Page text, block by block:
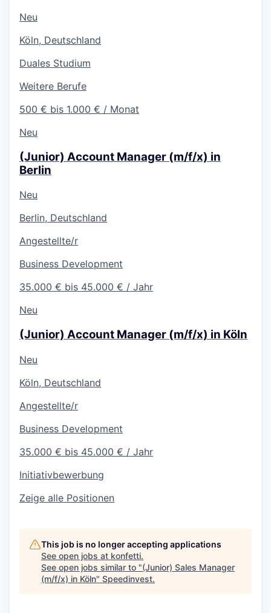
Neu
Köln, Deutschland
Duales Studium
Weitere Berufe
500 € bis 1.000 € / Monat
Neu
(Junior) Account Manager (m/f/x) in
Berlin
Neu
Berlin, Deutschland
Angestellte/r
Business Development
35.000 € bis 45.000 € / Jahr
Neu
(Junior) Account Manager (m/f/x) in Köln
Neu
Köln, Deutschland
Angestellte/r
Business Development
35.000 € bis 45.000 € / Jahr
Initiativbewerbung
Zeige alle Positionen
This job is no longer accepting applications
See open jobs at konfetti.
See open jobs similar to "(Junior) Sales Manager
(m/f/x) in Köln" Speedinvest.